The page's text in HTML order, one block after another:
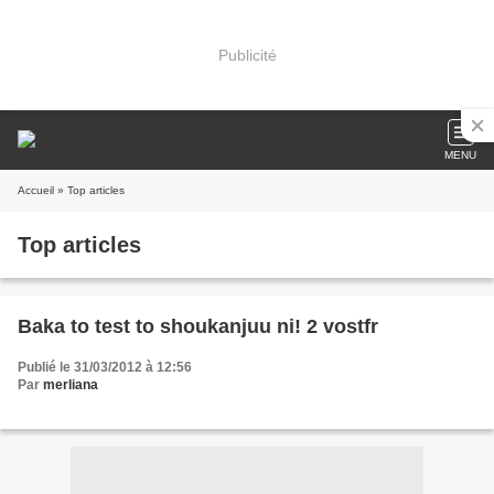
Publicité
MENU
Accueil » Top articles
Top articles
Baka to test to shoukanjuu ni! 2 vostfr
Publié le 31/03/2012 à 12:56
Par merliana